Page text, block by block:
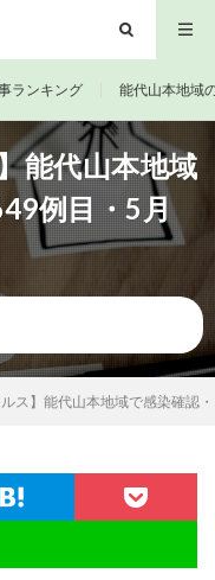
ランキング 能代山本地域
能代山本地域
例目・5月
ルス】能代山本地域で感染確認